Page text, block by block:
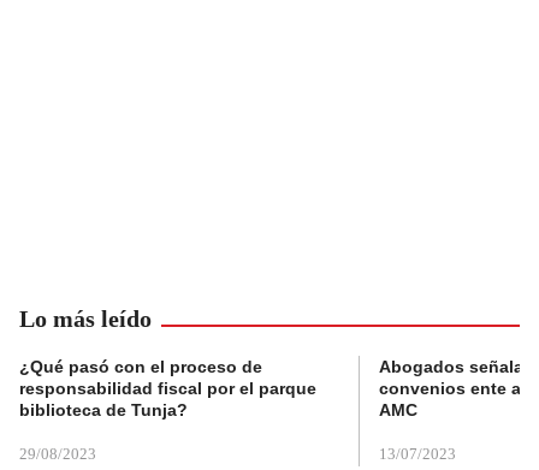
Lo más leído
¿Qué pasó con el proceso de
responsabilidad fiscal por el parque
biblioteca de Tunja?
29/08/2023
Abogados
convenios ente
AMC
13/07/2023